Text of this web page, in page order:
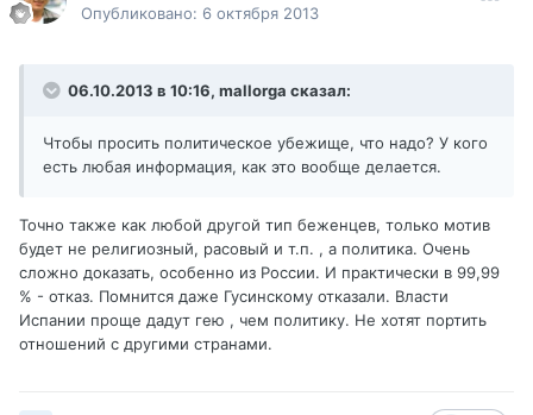
Опубликовано: 6 октября 2013
06.10.2013 в 10:16, mallorga сказал:
Чтобы просить политическое убежище, что надо? У кого
есть любая информация, как это вообще делается.
Точно также как любой другой тип беженцев, только мотив
будет не религиозный, расовый и т.п. , а политика. Очень
сложно доказать, особенно из России. И практически в 99,99
% - отказ. Помнится даже Гусинскому отказали. Власти
Испании проще дадут гею , чем политику. Не хотят портить
отношений с другими странами.